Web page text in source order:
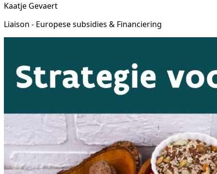
Kaatje Gevaert
Liaison - Europese subsidies & Financiering